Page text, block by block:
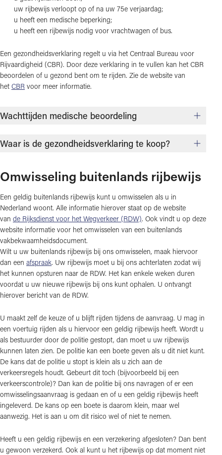
uw rijbewijs verloopt op of na uw 75e verjaardag;
u heeft een medische beperking;
u heeft een rijbewijs nodig voor vrachtwagen of bus.
Een gezondheidsverklaring regelt u via het Centraal Bureau voor
Rijvaardigheid (CBR). Door deze verklaring in te vullen kan het CBR
beoordelen of u gezond bent om te rijden. Zie de website van
het CBR voor meer informatie.
Wachttijden medische beoordeling
Waar is de gezondheidsverklaring te koop?
Omwisseling buitenlands rijbewijs
Een geldig buitenlands rijbewijs kunt u omwisselen als u in
Nederland woont. Alle informatie hierover staat op de website
van de Rijksdienst voor het Wegverkeer (RDW). Ook vindt u op deze
website informatie voor het omwisselen van een buitenlands
vakbekwaamheidsdocument.
Wilt u uw buitenlands rijbewijs bij ons omwisselen, maak hiervoor
dan een afspraak. Uw rijbewijs moet u bij ons achterlaten zodat wij
het kunnen opsturen naar de RDW. Het kan enkele weken duren
voordat u uw nieuwe rijbewijs bij ons kunt ophalen. U ontvangt
hierover bericht van de RDW.
U maakt zelf de keuze of u blijft rijden tijdens de aanvraag. U mag in
een voertuig rijden als u hiervoor een geldig rijbewijs heeft. Wordt u
als bestuurder door de politie gestopt, dan moet u uw rijbewijs
kunnen laten zien. De politie kan een boete geven als u dit niet kunt.
De kans dat de politie u stopt is klein als u zich aan de
verkeersregels houdt. Gebeurt dit toch (bijvoorbeeld bij een
verkeerscontrole)? Dan kan de politie bij ons navragen of er een
omwisselingsaanvraag is gedaan en of u een geldig rijbewijs heeft
ingeleverd. De kans op een boete is daarom klein, maar wel
aanwezig. Het is aan u om dit risico wel of niet te nemen.
Heeft u een geldig rijbewijs en een verzekering afgesloten? Dan bent
u gewoon verzekerd. Ook al kunt u het rijbewijs op dat moment niet